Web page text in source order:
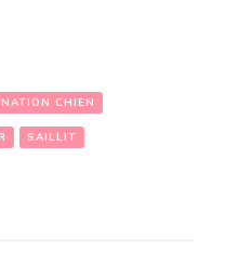
CHIEN
SAILLIT